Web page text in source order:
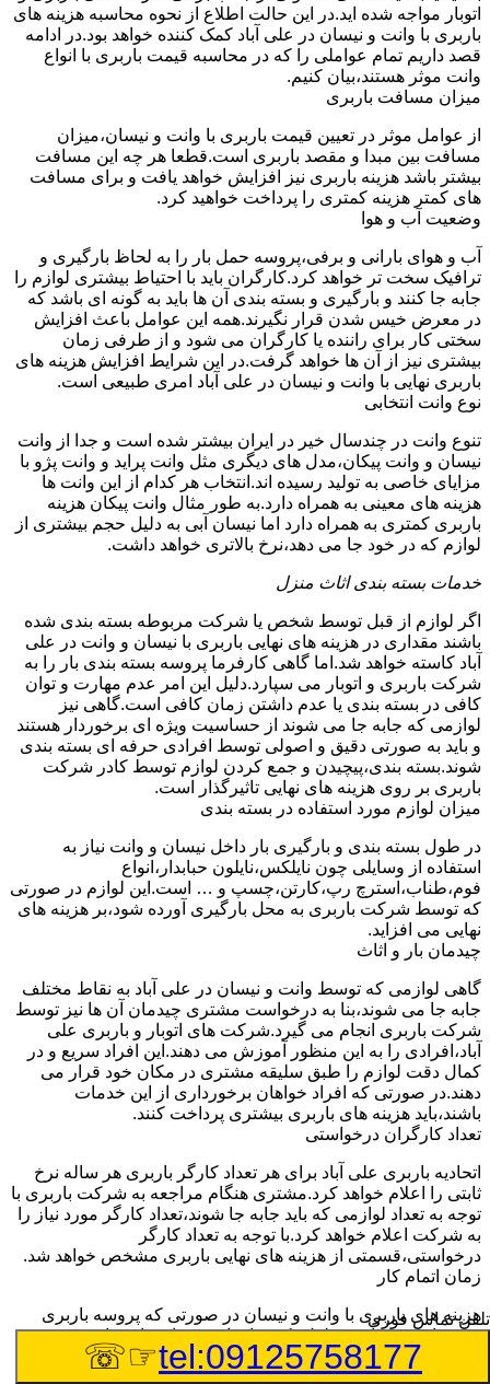
اتوبار مواجه شده اید.در این حالت اطلاع از نحوه محاسبه هزینه های
باربری با وانت و نیسان در علی آباد کمک کننده خواهد بود.در ادامه
قصد داریم تمام عواملی را که در محاسبه قیمت باربری با انواع
وانت موثر هستند،بیان کنیم.
میزان مسافت باربری
از عوامل موثر در تعیین قیمت باربری با وانت و نیسان،میزان
مسافت بین مبدا و مقصد باربری است.قطعا هر چه این مسافت
بیشتر باشد هزینه باربری نیز افزایش خواهد یافت و برای مسافت
های کمتر هزینه کمتری را پرداخت خواهید کرد.
وضعیت آب و هوا
آب و هوای بارانی و برفی،پروسه حمل بار را به لحاظ بارگیری و
ترافیک سخت تر خواهد کرد.کارگران باید با احتیاط بیشتری لوازم را
جابه جا کنند و بارگیری و بسته بندی آن ها باید به گونه ای باشد که
در معرض خیس شدن قرار نگیرند.همه این عوامل باعث افزایش
سختی کار برای راننده یا کارگران می شود و از طرفی زمان
بیشتری نیز از آن ها خواهد گرفت.در این شرایط افزایش هزینه های
باربری نهایی با وانت و نیسان در علی آباد امری طبیعی است.
نوع وانت انتخابی
تنوع وانت در چندسال خیر در ایران بیشتر شده است و جدا از وانت
نیسان و وانت پیکان،مدل های دیگری مثل وانت پراید و وانت پژو با
مزایای خاصی به تولید رسیده اند.انتخاب هر کدام از این وانت ها
هزینه های معینی به همراه دارد.به طور مثال وانت پیکان هزینه
باربری کمتری به همراه دارد اما نیسان آبی به دلیل حجم بیشتری از
لوازم که در خود جا می دهد،نرخ بالاتری خواهد داشت.
خدمات بسته بندی اثاث منزل
اگر لوازم از قبل توسط شخص یا شرکت مربوطه بسته بندی شده
باشند مقداری در هزینه های نهایی باربری با نیسان و وانت در علی
آباد کاسته خواهد شد.اما گاهی کارفرما پروسه بسته بندی بار را به
شرکت باربری و اتوبار می سپارد.دلیل این امر عدم مهارت و توان
کافی در بسته بندی یا عدم داشتن زمان کافی است.گاهی نیز
لوازمی که جابه جا می شوند از حساسیت ویژه ای برخوردار هستند
و باید به صورتی دقیق و اصولی توسط افرادی حرفه ای بسته بندی
شوند.بسته بندی،پیچیدن و جمع کردن لوازم توسط کادر شرکت
باربری بر روی هزینه های نهایی تاثیرگذار است.
میزان لوازم مورد استفاده در بسته بندی
در طول بسته بندی و بارگیری بار داخل نیسان و وانت نیاز به
استفاده از وسایلی چون نایلکس،نایلون حبابدار،انواع
فوم،طناب،استرچ رپ،کارتن،چسپ و … است.این لوازم در صورتی
که توسط شرکت باربری به محل بارگیری آورده شود،بر هزینه های
نهایی می افزاید.
چیدمان بار و اثاث
گاهی لوازمی که توسط وانت و نیسان در علی آباد به نقاط مختلف
جابه جا می شوند،بنا به درخواست مشتری چیدمان آن ها نیز توسط
شرکت باربری انجام می گیرد.شرکت های اتوبار و باربری علی
آباد،افرادی را به این منظور آموزش می دهند.این افراد سریع و در
کمال دقت لوازم را طبق سلیقه مشتری در مکان خود قرار می
دهند.در صورتی که افراد خواهان برخورداری از این خدمات
باشند،باید هزینه های باربری بیشتری پرداخت کنند.
تعداد کارگران درخواستی
اتحادیه باربری علی آباد برای هر تعداد کارگر باربری هر ساله نرخ
ثابتی را اعلام خواهد کرد.مشتری هنگام مراجعه به شرکت باربری با
توجه به تعداد لوازمی که باید جابه جا شوند،تعداد کارگر مورد نیاز را
به شرکت اعلام خواهد کرد.با توجه به تعداد کارگر
درخواستی،قسمتی از هزینه های نهایی باربری مشخص خواهد شد.
زمان اتمام کار
هزینه های باربری با وانت و نیسان در صورتی که پروسه باربری
بیشتر از سه ساعت طول بکشد،افزایش خواهد یافت.این مدت
زمان به صورت استادندارد توسط اتحادیه باربری تعیین شده
است.عواملی مثل آب وهوا،ترافیک،شرایط جغرافیایی مبدا یا حجم
تلفن تماس فوری
tel:09125758177
☞☏